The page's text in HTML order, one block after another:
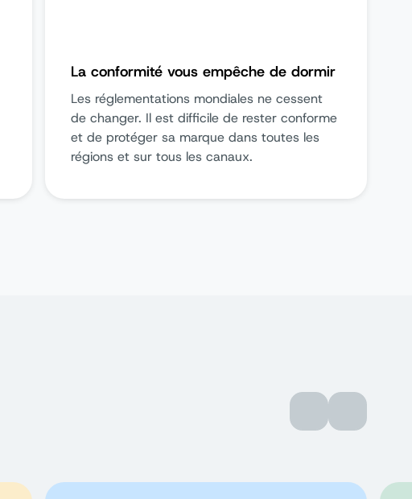
La conformité vous empêche de dormir
Les réglementations mondiales ne cessent
de changer. Il est difficile de rester conforme
et de protéger sa marque dans toutes les
régions et sur tous les canaux.